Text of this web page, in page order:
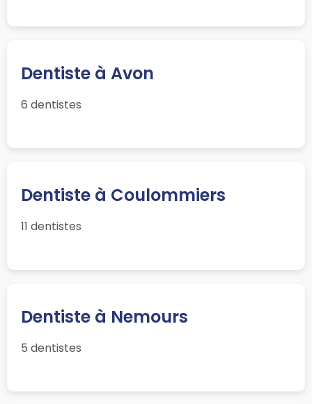
Dentiste à Avon
6 dentistes
Dentiste à Coulommiers
11 dentistes
Dentiste à Nemours
5 dentistes